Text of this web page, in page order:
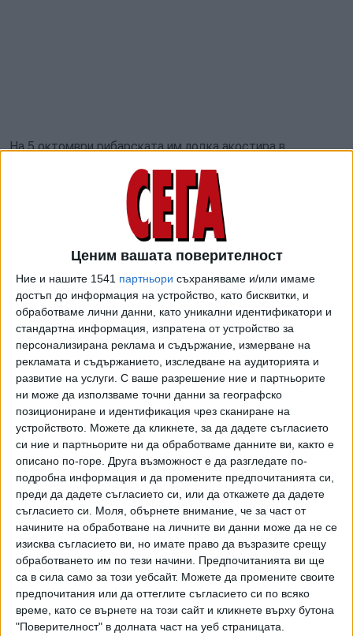
Ценим вашата поверителност
Ние и нашите 1541 партньори съхраняваме и/или имаме
достъп до информация на устройство, като бисквитки, и
обработваме лични данни, като уникални идентификатори и
стандартна информация, изпратена от устройство за
персонализирана реклама и съдържание, измерване на
рекламата и съдържанието, изследване на аудиторията и
развитие на услуги. С ваше разрешение ние и партньорите
ни може да използваме точни данни за географско
позициониране и идентификация чрез сканиране на
устройството. Можете да кликнете, за да дадете съгласието
си ние и партньорите ни да обработваме данните ви, както е
описано по-горе. Друга възможност е да разгледате по-
подробна информация и да промените предпочитанията си,
преди да дадете съгласието си, или да откажете да дадете
съгласието си. Моля, обърнете внимание, че за част от
начините на обработване на личните ви данни може да не се
изисква съгласието ви, но имате право да възразите срещу
обработването им по тези начини. Предпочитанията ви ще
са в сила само за този уебсайт. Можете да промените своите
предпочитания или да оттеглите съгласието си по всяко
време, като се върнете на този сайт и кликнете върху бутона
"Поверителност" в долната част на уеб страницата.
На 5 октомври рибарската им лодка акостира в
инуитското селище Гамбел на остров Сейнт Лорънс.
Островът е американски, но е по-близо до Чукотка,
отколкото до Аляска.
Егвекинот, откъдето двамата са тръгнали, е разположен
на брега на залив в Берингово море, но не е най-
източната точка на полуострова. Затова Нечаев и
Теунаут плават покрай чукотското крайбрежие в
продължение на дни с изключени телефони:
страхували се, че ще бъдат забелязани от граничарите.
Нощували на брега. Когато най-накрая решават да
преплуват Берингово море, бегълците попадат в буря и
се налага да се върнат на руския бряг. При втория опит
за прекосяване на морето бурята започва отново, но
мъжете все пак решават да продължат към Америка.
Максим Теунаут е опитен рибар. Благодарение на
уменията му те оцеляват, казва по-късно Нечаев в
интервю.
Американските власти предупреждили бреговата охрана
за пристигането им и те извели нелегалните руснаци от
селището. От остров Сейнт Лорънс те са
транспортирани със самолет до континента и прекарват
следващите три месеца в миграционен затвор в Такома,
Вашингтон, на западния бряг на САЩ. Там ги хранели
само с ориз и боб - оплакват се руснаците в интервю за